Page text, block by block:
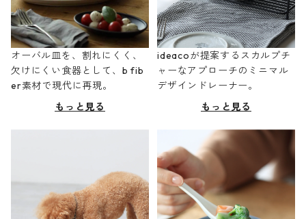
オーバル皿を、割れにくく、
欠けにくい食器として、b fib
er素材で現代に再現。
もっと見る
ideacoが提案するスカルプチ
ャーなアプローチのミニマル
デザインドレーナー。
もっと見る